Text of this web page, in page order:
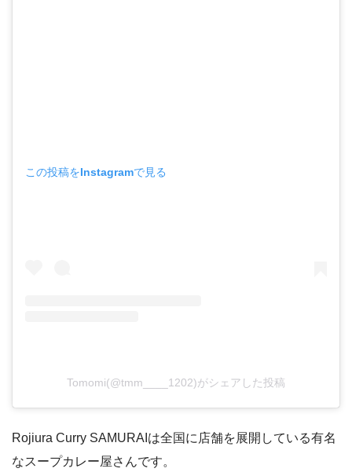
この投稿をInstagramで見る
Tomomi(@tmm____1202)がシェアした投稿
Rojiura Curry SAMURAIは全国に店舗を展開している有名
なスープカレー屋さんです。